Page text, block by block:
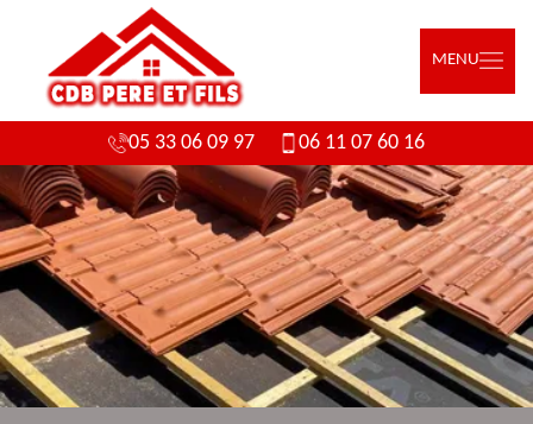
MENU
05 33 06 09 97 06 11 07 60 16